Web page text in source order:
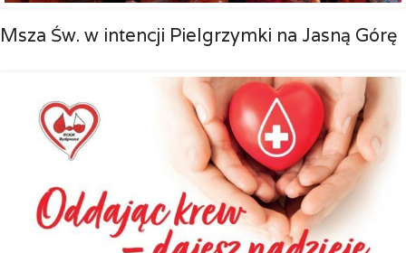
Msza Św. w intencji Pielgrzymki na Jasną Górę